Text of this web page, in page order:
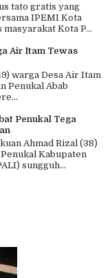
tato gratis yang
IPEMI Kota
Kota P...
Air Itam Tewas
warga Desa Air Itam
Penukal Abab
Penukal Tega
Ahmad Rizal (38)
Kabupaten
sungguh...